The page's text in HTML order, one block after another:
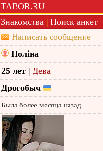
TABOR.RU
Знакомства | Поиск анкет
Написать сообщение
Поліна
25 лет | Дева
Дрогобыч
Была более месяца назад